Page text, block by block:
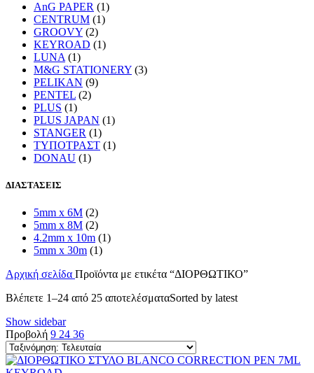
AnG PAPER (1)
CENTRUM (1)
GROOVY (2)
KEYROAD (1)
LUNA (1)
M&G STATIONERY (3)
PELIKAN (9)
PENTEL (2)
PLUS (1)
PLUS JAPAN (1)
STANGER (1)
ΤΥΠΟΤΡΑΣΤ (1)
DONAU (1)
ΔΙΑΣΤΑΣΕΙΣ
5mm x 6M (2)
5mm x 8M (2)
4.2mm x 10m (1)
5mm x 30m (1)
Αρχική σελίδα Προϊόντα με ετικέτα “ΔΙΟΡΘΩΤΙΚΟ”
Βλέπετε 1–24 από 25 αποτελέσματαSorted by latest
Show sidebar
Προβολή 9 24 36